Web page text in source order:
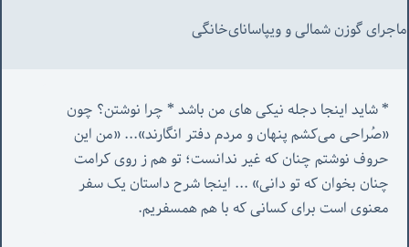
ماجرای گوزن شمالی و‌ ویپاسانای‌خانگی
«صُراحی می‌کشم پنهان‌ و مردم‌ دفتر انگارند»... «
چنان بخوان که تو دانی» ...
معنوی است برای کسانی که با هم همسفریم.